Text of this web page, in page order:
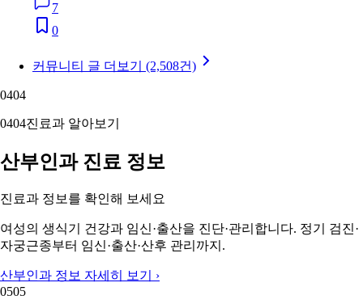
7
0
커뮤니티 글 더보기 (2,508건)
0404
0404진료과 알아보기
산부인과 진료 정보
진료과 정보를 확인해 보세요
여성의 생식기 건강과 임신·출산을 진단·관리합니다. 정기 검진·
자궁근종부터 임신·출산·산후 관리까지.
산부인과 정보 자세히 보기 ›
0505